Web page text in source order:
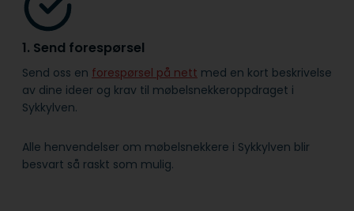
1. Send forespørsel
Send oss en forespørsel på nett med en kort beskrivelse
av dine ideer og krav til møbelsnekkeroppdraget i
Sykkylven.
Alle henvendelser om møbelsnekkere i Sykkylven blir
besvart så raskt som mulig.